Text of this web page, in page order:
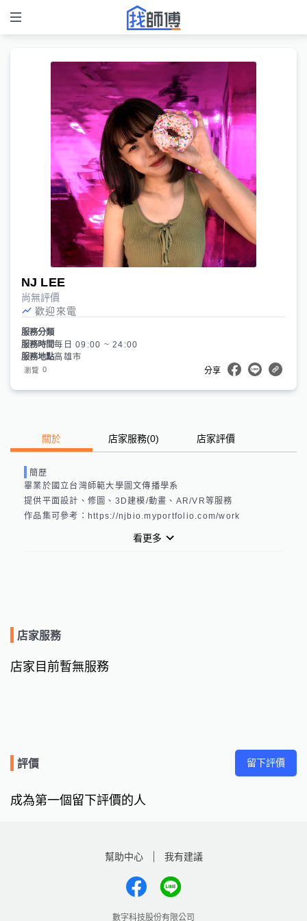
NJ LEE
尚無評價
歡迎來電
服務分類
服務時間每日 09:00 ~ 24:00
服務地點高雄市
瀏覽 0 分享
關於 店家服務(0) 店家評價
簡歷
畢業於國立台灣師範大學圖文傳播學系
提供平面設計、修圖、3D建模/動畫、AR/VR等服務
作品集可參考：https://njbio.myportfolio.com/work
看更多
店家服務
店家目前暫無服務
評價 留下評價
成為第一個留下評價的人
幫助中心 我有建議
數字科技股份有限公司